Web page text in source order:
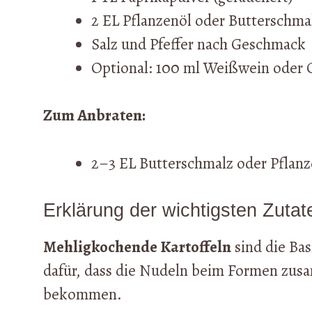
2 EL Pflanzenöl oder
Salz und Pfeffer nach Geschmack
Optional: 100 ml Weißwein oder
Zum Anbraten:
2–3 EL Butterschmalz oder
Erklärung der wichtigsten
Mehligkochende Kartoffelnsind die
dafür, dass die Nudeln beim Formen
bekommen.